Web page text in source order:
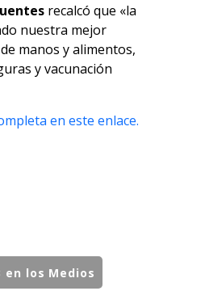
recalcó que «la
nuestra mejor
manos y alimentos,
y vacunación
en este enlace.
en los Medios